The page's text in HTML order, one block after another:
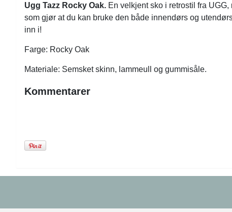
Ugg Tazz Rocky Oak. En velkjent sko i retrostil fra
som gjør at du kan bruke den både innendørs og
inn i!
Farge: Rocky Oak
Materiale: Semsket skinn, lammeull og gummisåle.
Kommentarer